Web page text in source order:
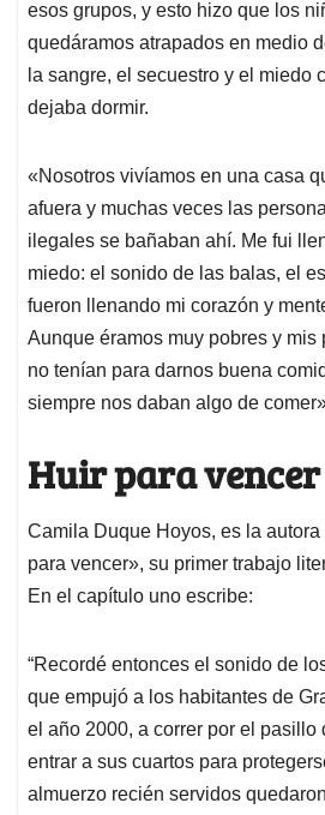
esos grupos, y esto hizo que los
quedáramos atrapados en medio
la sangre, el secuestro y el miedo
dejaba dormir.
«Nosotros vivíamos en una casa
afuera y muchas veces las
ilegales se bañaban ahí. Me fui
miedo: el sonido de las balas, el
fueron llenando mi corazón y
Aunque éramos muy pobres y mis
no tenían para darnos buena
siempre nos daban algo de
Huir para vencer
Camila Duque Hoyos, es la
para vencer», su primer trabajo
En el capítulo uno escribe:
“Recordé entonces el sonido de
que empujó a los habitantes de
el año 2000, a correr por el pasillo
entrar a sus cuartos para
almuerzo recién servidos